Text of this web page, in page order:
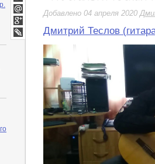
Добавлено 04 апреля 2020
Дмитрий Теслов
Twitter
Мой
Мир
Google+
LiveJournal